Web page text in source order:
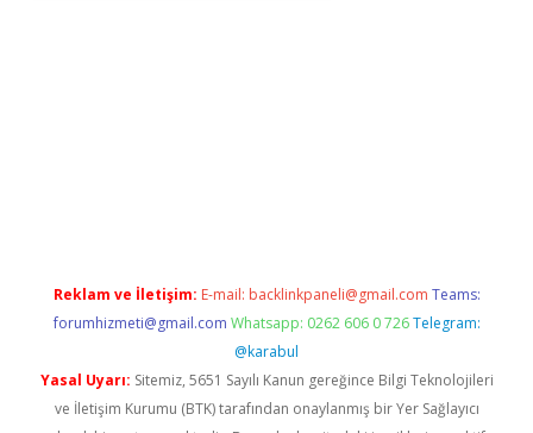
Reklam ve İletişim: E-mail: backlinkpaneli@gmail.com Teams:
forumhizmeti@gmail.com Whatsapp: 0262 606 0 726 Telegram:
@karabul
Yasal Uyarı: Sitemiz, 5651 Sayılı Kanun gereğince Bilgi Teknolojileri
ve İletişim Kurumu (BTK) tarafından onaylanmış bir Yer Sağlayıcı